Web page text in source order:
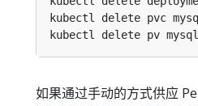
如果通过手动的方式供应